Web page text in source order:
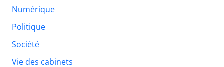
Numérique
Politique
Société
Vie des cabinets